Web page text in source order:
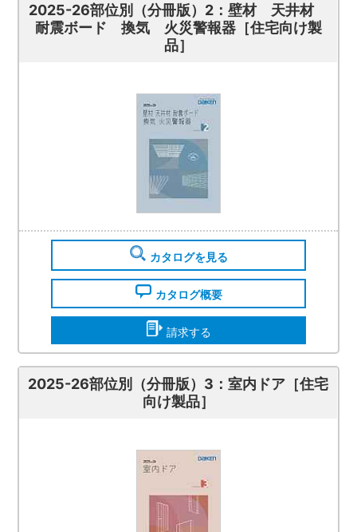
2025-26部位別（分冊版）2：壁材 天井材
耐震ボード 換気 火災警報器［住宅向け製
品］
カタログを見る
カタログ概要
請求する
2025-26部位別（分冊版）3：室内ドア［住宅
向け製品］